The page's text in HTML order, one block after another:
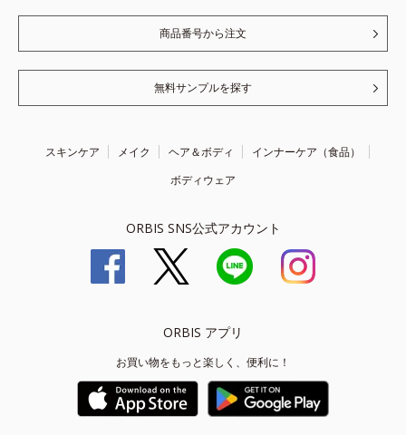
商品番号から注文
無料サンプルを探す
スキンケア メイク ヘア＆ボディ
インナーケア（食品）
ボディウェア
ORBIS SNS公式アカウント
ORBIS アプリ
お買い物をもっと楽しく、便利に！